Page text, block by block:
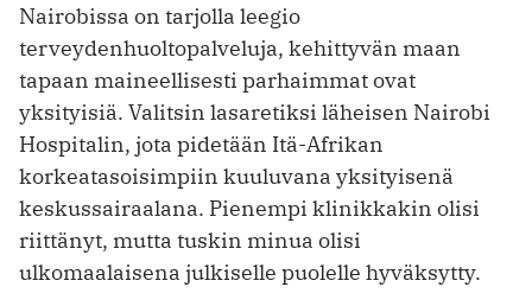
Nairobissa on tarjolla leegio
terveydenhuoltopalveluja, kehittyvän maan
tapaan maineellisesti parhaimmat ovat
yksityisiä. Valitsin lasaretiksi läheisen Nairobi
Hospitalin, jota pidetään Itä-Afrikan
korkeatasoisimpiin kuuluvana yksityisenä
keskussairaalana. Pienempi klinikkakin olisi
riittänyt, mutta tuskin minua olisi
ulkomaalaisena julkiselle puolelle hyväksytty.